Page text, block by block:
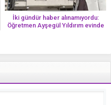
İki gündür haber alınamıyordu:
Öğretmen Ayşegül Yıldırım evinde